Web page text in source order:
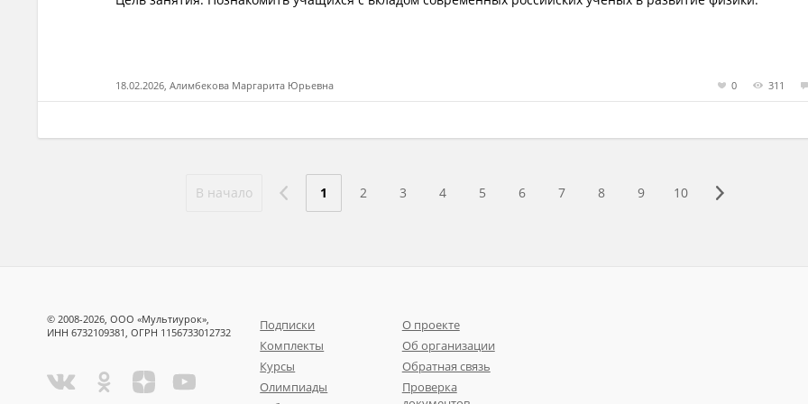
18.02.2026, Алимбекова Маргарита Юрьевна 0 311
В начало 1 2 3 4 5 6 7 8 9 10
© 2008-2026, ООО «Мультиурок»,
ИНН 6732109381, ОГРН 1156733012732
Подписки
Комплекты
Курсы
Олимпиады
О проекте
Об организации
Обратная связь
Проверка